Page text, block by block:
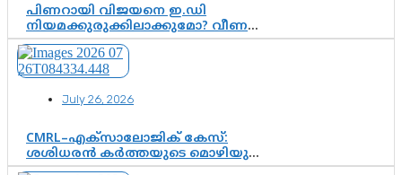
പിണറായി വിജയനെ ഇ.ഡി
നിയമക്കുരുക്കിലാക്കുമോ? വീണ
വിജയൻ മാപ്പുസാക്ഷിയാകുമോ?
കർത്തയുടെ മൊഴി നിർണായക
വഴിത്തിരിവാകുമോ?
July 26, 2026
CMRL–എക്‌സാലോജിക് കേസ്:
ശശിധരൻ കർത്തയുടെ മൊഴിയുടെ
അടിസ്ഥാനത്തിൽ പിണറായി